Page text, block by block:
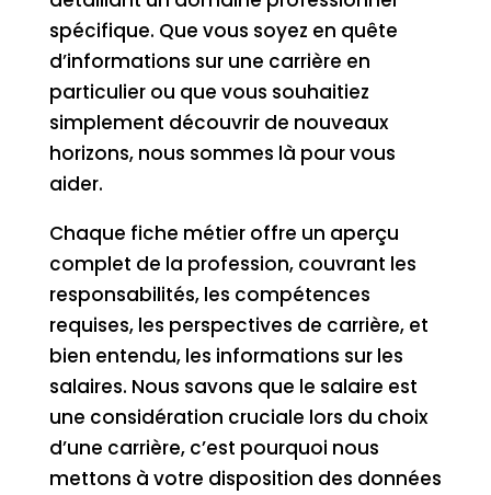
spécifique. Que vous soyez en quête
d’informations sur une carrière en
particulier ou que vous souhaitiez
simplement découvrir de nouveaux
horizons, nous sommes là pour vous
aider.
Chaque fiche métier offre un aperçu
complet de la profession, couvrant les
responsabilités, les compétences
requises, les perspectives de carrière, et
bien entendu, les informations sur les
salaires. Nous savons que le salaire est
une considération cruciale lors du choix
d’une carrière, c’est pourquoi nous
mettons à votre disposition des données